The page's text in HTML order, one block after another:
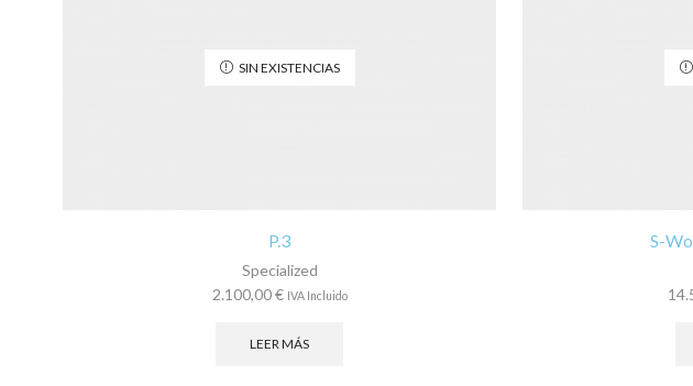
SIN EXISTENCIAS
P.3
Specialized
2.100,00€ IVA Incluido
LEER MÁS
S-